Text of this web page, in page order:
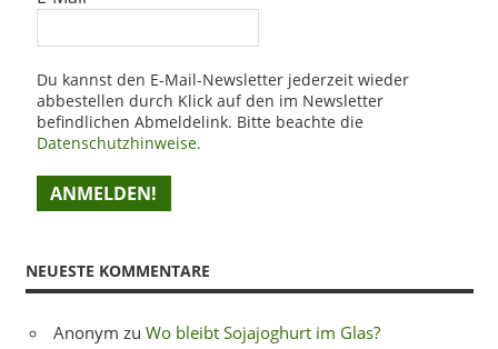
Du kannst den E-Mail-Newsletter jederzeit wieder
abbestellen durch Klick auf den im Newsletter
befindlichen Abmeldelink. Bitte beachte die
Datenschutzhinweise.
NEUESTE KOMMENTARE
Anonym zu Wo bleibt Sojajoghurt im Glas?